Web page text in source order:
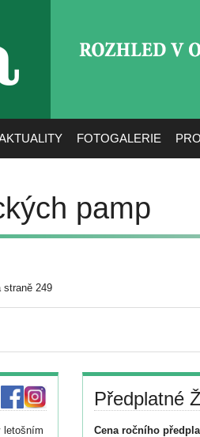
FOTOGALERIE
pamp
straně 249
letošním
Předplatné
Cena ročního